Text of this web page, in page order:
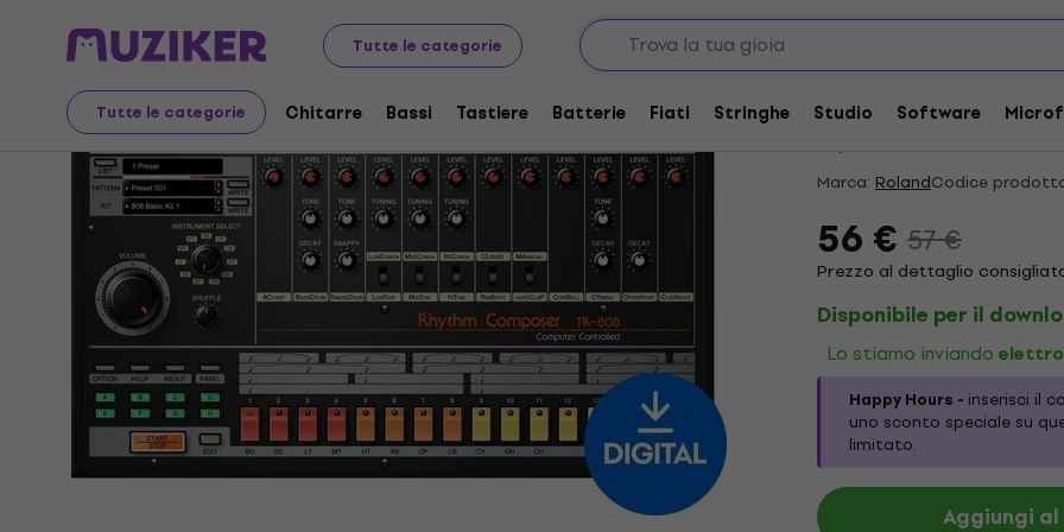
Tutte le categorie
Tutte le categorie Chitarre Bassi Tastiere Batterie Fiati Stringhe Studio Software
Strumenti musicali Studio Software da studio Strumenti VST
Video
HAPPY HOUR
Roland TR-808 Key
Marca: RolandCodice
56 € 57 €
Prezzo al dettaglio
Disponibile per il
Lo stiamo inviando
Happy Hours - inserisci il
uno sconto speciale su
limitato.
Aggiungi